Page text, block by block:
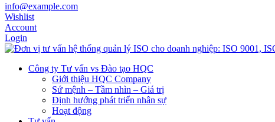
info@example.com
Wishlist
Account
Login
Công ty Tư vấn vs Đào tạo HQC
Giới thiệu HQC Company
Sứ mệnh – Tầm nhìn – Giá trị
Định hướng phát triển nhân sự
Hoạt động